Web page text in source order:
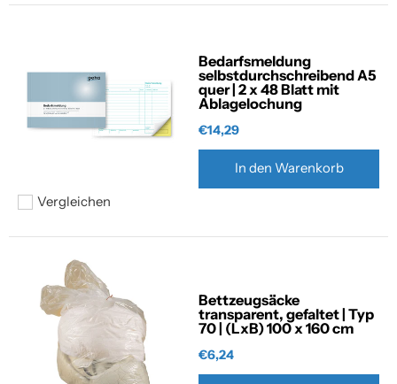
Hinzufügen zum vergleichen
Vergleichen
Bedarfsmeldung
selbstdurchschreibend A5
quer | 2 x 48 Blatt mit
Ablagelochung
€14,29
In den Warenkorb
Bettzeugsäcke
transparent, gefaltet | Typ
70 | (LxB) 100 x 160 cm
€6,24